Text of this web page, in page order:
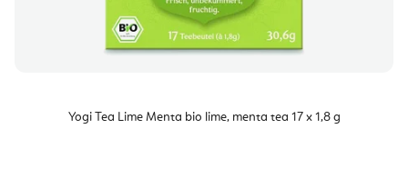
Yogi Tea Lime Menta bio lime, menta tea 17 x 1,8 g